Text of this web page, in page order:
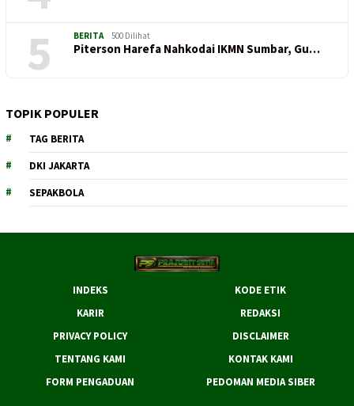
5 BERITA 500 Dilihat
Piterson Harefa Nahkodai IKMN Sumbar, Gu…
TOPIK POPULER
TAG BERITA
DKI JAKARTA
SEPAKBOLA
INDEKS
KODE ETIK
KARIR
REDAKSI
PRIVACY POLICY
DISCLAIMER
TENTANG KAMI
KONTAK KAMI
FORM PENGADUAN
PEDOMAN MEDIA SIBER